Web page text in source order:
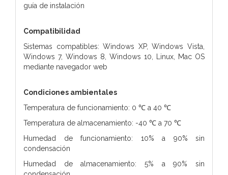
guía de instalación
Compatibilidad
Sistemas compatibles: Windows XP, Windows Vista,
Windows 7, Windows 8, Windows 10, Linux, Mac OS
mediante navegador web
Condiciones ambientales
Temperatura de funcionamiento: 0 ℃ a 40 ℃
Temperatura de almacenamiento: -40 ℃ a 70 ℃
Humedad de funcionamiento: 10% a 90% sin
condensación
Humedad de almacenamiento: 5% a 90% sin